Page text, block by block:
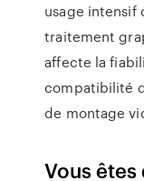
usage intensif
traitement
affecte la
compatibilité
de montage
Vous